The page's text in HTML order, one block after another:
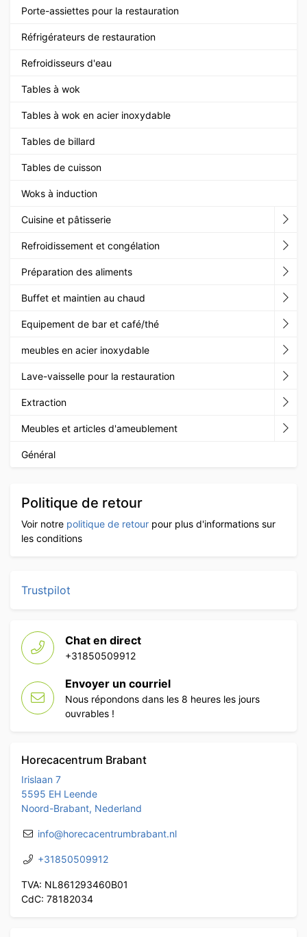
Porte-assiettes pour la restauration
Réfrigérateurs de restauration
Refroidisseurs d'eau
Tables à wok
Tables à wok en acier inoxydable
Tables de billard
Tables de cuisson
Woks à induction
Cuisine et pâtisserie
Refroidissement et congélation
Préparation des aliments
Buffet et maintien au chaud
Equipement de bar et café/thé
meubles en acier inoxydable
Lave-vaisselle pour la restauration
Extraction
Meubles et articles d'ameublement
Général
Politique de retour
Voir notre politique de retour pour plus d'informations sur
les conditions
Trustpilot
Chat en direct
+31850509912
Envoyer un courriel
Nous répondons dans les 8 heures les jours
ouvrables !
Horecacentrum Brabant
Irislaan 7
5595 EH Leende
Noord-Brabant, Nederland
info@horecacentrumbrabant.nl
+31850509912
TVA: NL861293460B01
CdC: 78182034